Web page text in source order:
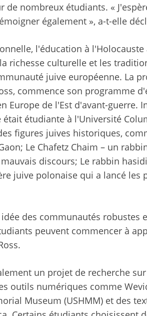
de nombreux étudiants. «
également », a-t-elle
l'éducation à l'Holocauste
richesse culturelle et les
juive européenne. La
commence son programme
Europe de l'Est d'avant-guerre.
étudiante à l'Université
figures juives historiques,
Le Chafetz Chaim – un
discours; Le rabbin
juive polonaise qui a lancé les
des communautés robustes
peuvent commencer à
un projet de recherche
outils numériques comme
Museum (USHMM) et des